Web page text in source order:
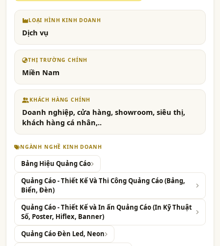
LOẠI HÌNH KINH DOANH
Dịch vụ
THỊ TRƯỜNG CHÍNH
Miền Nam
KHÁCH HÀNG CHÍNH
Doanh nghiệp, cửa hàng, showroom, siêu thị,
khách hàng cá nhân,..
NGÀNH NGHỀ KINH DOANH
Bảng Hiệu Quảng Cáo
Quảng Cáo - Thiết Kế Và Thi Công Quảng Cáo (Bảng,
Biển, Đèn)
Quảng Cáo - Thiết Kế và In ấn Quảng Cáo (In Kỹ Thuật
Số, Poster, Hiflex, Banner)
Quảng Cáo Đèn Led, Neon